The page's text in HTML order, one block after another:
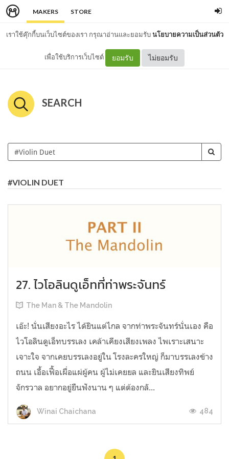
MAKERS STORE
เราใช้คุ๊กกี้บนเว็บไซต์ของเรา กรุณาอ่านและยอมรับนโยบายความเป็นส่วนตัว
เพื่อใช้บริการเว็บไซต์ ยอมรับ ไม่ยอมรับ
SEARCH
#VIOLIN DUET
27. ไวโอลินดูเอ็ทที่ท่าพระจันทร์
The Man & The Mandolin
เอ๊ะ! นั่นเสียงอะไร ได้ยินแต่ไกล จากท่าพระจันทร์นั่นเอง คือ
ไวโอลินดูเอ็ทบรรเลง เคล้าเคียงเสียงเพลง ไพเราะเสนาะ
เจาะใจ จากเคยบรรเลงอยู่ใน โรงละครใหญ่ ก็มาบรรเลงข้าง
ถนน เอื้อเฟื้อเผื่อแผ่ผู้คน ผู้ไม่เคยยล และยินเสียงทิพย์
จักรวาล อยากอยู่ยืนฟังนาน ๆ แต่ต้องกลั...
Winai Chaichana 484